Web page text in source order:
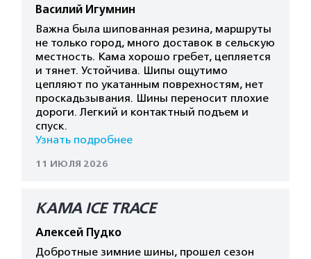
Василий Игумнин
Важна была шипованная резина, маршруты
не только город, много доставок в сельскую
местность. Кама хорошо гребет, цепляется
и тянет. Устойчива. Шипы ощутимо
цепляют по укатанным поврехностям, нет
проскадьзывания. Шины переносит плохие
дороги. Легкий и контактный подъем и
спуск.
Узнать подробнее
11 ИЮЛЯ 2026
КАМА ICE TRACE
Алексей Пудко
Добротные зимние шины, прошел сезон